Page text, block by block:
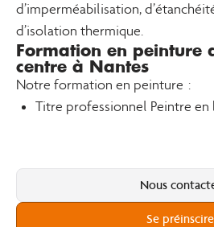
d’imperméabilisation,
d’isolation thermique.
Formation en peinture
centre à Nantes
Notre formation en peinture :
Titre professionnel Peintre en
Se préinscire
Nous